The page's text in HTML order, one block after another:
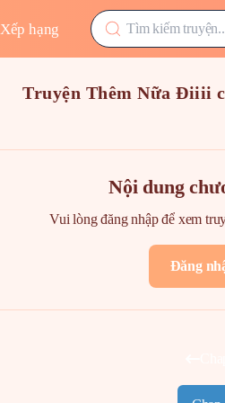
Xếp hạng
Truyện Thêm Nữa Điiii
Nội dung
Vui lòng đăng nhập để xem
Đăng